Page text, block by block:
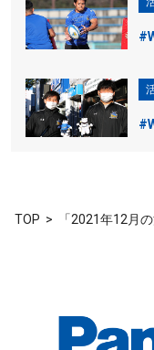
TOP 「2021年12月